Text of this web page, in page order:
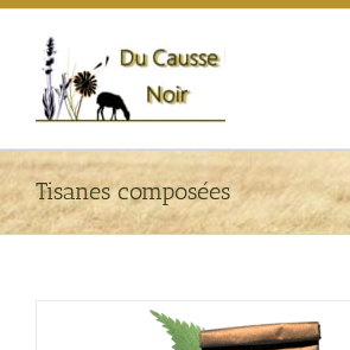
Passer
contenu
Tisanes composées